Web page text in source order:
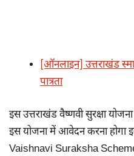
[ऑनलाइन] उत्तराखंड
पात्रता
इस उत्तराखंड वैष्णवी सुरक्षा
इस योजना में आवेदन करना
Vaishnavi Suraksha Scheme